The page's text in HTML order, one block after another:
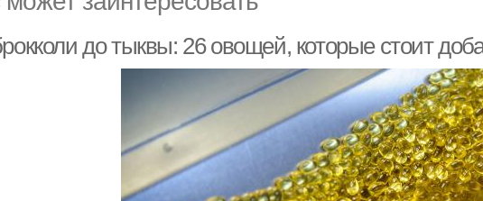
до тыквы: 26 овощей, которые стоит